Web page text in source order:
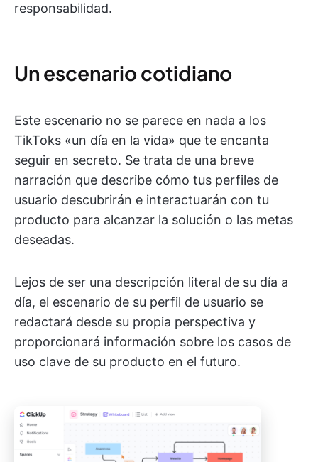
responsabilidad.
Un escenario cotidiano
Este escenario no se parece en nada a los
TikToks «un día en la vida» que te encanta
seguir en secreto. Se trata de una breve
narración que describe cómo tus perfiles de
usuario descubrirán e interactuarán con tu
producto para alcanzar la solución o las metas
deseadas.
Lejos de ser una descripción literal de su día a
día, el escenario de su perfil de usuario se
redactará desde su propia perspectiva y
proporcionará información sobre los casos de
uso clave de su producto en el futuro.